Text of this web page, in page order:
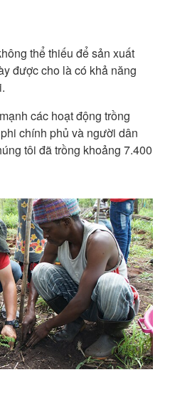
thể thiếu để sản xuất
được cho là có khả năng
các hoạt động trồng
chính phủ và người dân
tôi đã trồng khoảng 7.400